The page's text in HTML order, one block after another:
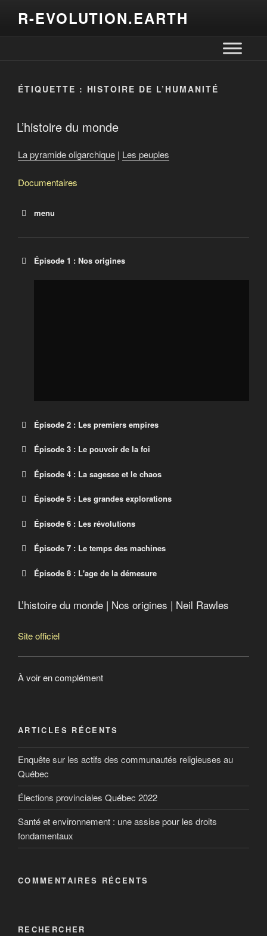
R-EVOLUTION.EARTH
ÉTIQUETTE : HISTOIRE DE L’HUMANITÉ
L’histoire du monde
La pyramide oligarchique | Les peuples
Documentaires
menu
L’histoire du monde
Épisode 1 : Nos origines
Épisode 2 : Les premiers empires
Épisode 3 : Le pouvoir de la foi
Épisode 4 : La sagesse et le chaos
Épisode 5 : Les grandes explorations
Épisode 6 : Les révolutions
Épisode 7 : Le temps des machines
Épisode 8 : L'age de la démesure
L’histoire du monde | Nos origines | Neil Rawles
Site officiel
À voir en complément
ARTICLES RÉCENTS
Enquête sur les actifs des communautés religieuses au
Québec
Élections provinciales Québec 2022
Santé et environnement : une assise pour les droits
fondamentaux
COMMENTAIRES RÉCENTS
RECHERCHER